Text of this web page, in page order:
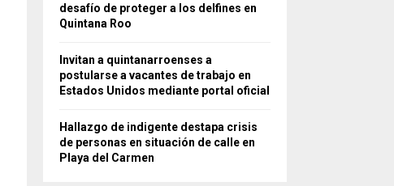
desafío de proteger a los delfines en
Quintana Roo
Invitan a quintanarroenses a
postularse a vacantes de trabajo en
Estados Unidos mediante portal oficial
Hallazgo de indigente destapa crisis
de personas en situación de calle en
Playa del Carmen